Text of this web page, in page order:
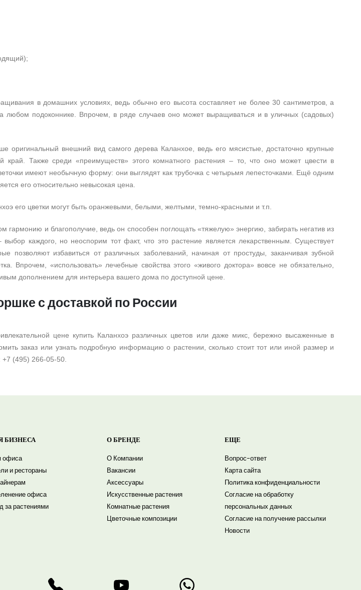
в домашних условиях, ведь обычно его высота составляет не более 30 сантиметров, а
любом подоконнике. Впрочем, в ряде случаев оно может выращиваться и в уличных (садовых)
оригинальный внешний вид самого дерева Каланхое, ведь его мясистые, достаточно крупные
край. Также среди «преимуществ» этого комнатного растения – то, что оно может цвести в
имеют необычную форму: они выглядят как трубочка с четырьмя лепесточками. Ещё одним
его относительно невысокая цена.
его цветки могут быть оранжевыми, белыми, желтыми, темно-красными и т.п.
гармонию и благополучие, ведь он способен поглощать «тяжелую» энергию, забирать негатив из
выбор каждого, но неоспорим тот факт, что это растение является лекарственным. Существует
позволяют избавиться от различных заболеваний, начиная от простуды, заканчивая зубной
Впрочем, «использовать» лечебные свойства этого «живого доктора» вовсе не обязательно,
дополнением для интерьера вашего дома по доступной цене.
с доставкой по России
цене купить Каланхоэ различных цветов или даже микс, бережно высаженные в
заказ или узнать подробную информацию о растении, сколько стоит тот или иной размер и
(495) 266-05-50.
БИЗНЕСА
офиса
и рестораны
офиса
за растениями
О БРЕНДЕ
О Компании
Вакансии
Аксессуары
Искусственные растения
Комнатные растения
Цветочные композиции
ЕЩЕ
Вопрос-ответ
Карта сайта
Политика конфиденциальности
Согласие на обработку
персональных данных
Согласие на получение рассылки
Новости